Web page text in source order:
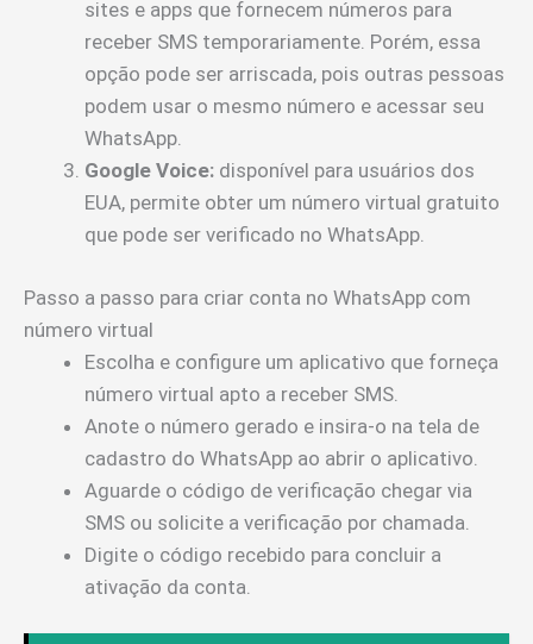
sites e apps que fornecem números para
receber SMS temporariamente. Porém, essa
opção pode ser arriscada, pois outras pessoas
podem usar o mesmo número e acessar seu
WhatsApp.
Google Voice: disponível para usuários dos
EUA, permite obter um número virtual gratuito
que pode ser verificado no WhatsApp.
Passo a passo para criar conta no WhatsApp com
número virtual
Escolha e configure um aplicativo que forneça
número virtual apto a receber SMS.
Anote o número gerado e insira-o na tela de
cadastro do WhatsApp ao abrir o aplicativo.
Aguarde o código de verificação chegar via
SMS ou solicite a verificação por chamada.
Digite o código recebido para concluir a
ativação da conta.